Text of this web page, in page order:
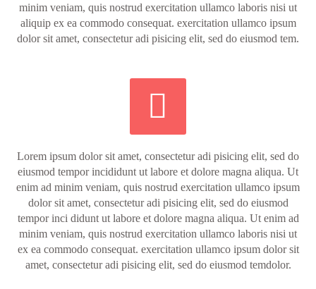
minim veniam, quis nostrud exercitation ullamco laboris nisi ut
aliquip ex ea commodo consequat. exercitation ullamco ipsum
dolor sit amet, consectetur adi pisicing elit, sed do eiusmod tem.


Lorem ipsum dolor sit amet, consectetur adi pisicing elit, sed do
eiusmod tempor incididunt ut labore et dolore magna aliqua. Ut
enim ad minim veniam, quis nostrud exercitation ullamco ipsum
dolor sit amet, consectetur adi pisicing elit, sed do eiusmod
tempor inci didunt ut labore et dolore magna aliqua. Ut enim ad
minim veniam, quis nostrud exercitation ullamco laboris nisi ut
ex ea commodo consequat. exercitation ullamco ipsum dolor sit
amet, consectetur adi pisicing elit, sed do eiusmod temdolor.